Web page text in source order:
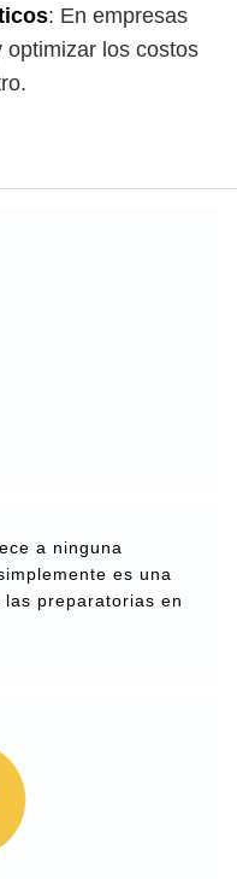
: En empresas
optimizar los costos
a ninguna
es una
preparatorias en